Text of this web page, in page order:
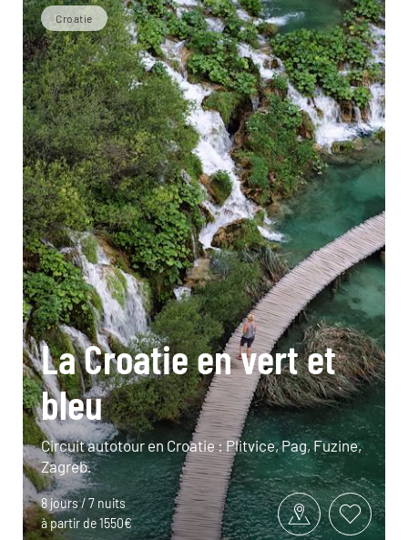
Croatie
La Croatie en vert et
bleu
Circuit autotour en Croatie : Plitvice, Pag, Fuzine,
Zagreb.
8 jours / 7 nuits
à partir de 1550€